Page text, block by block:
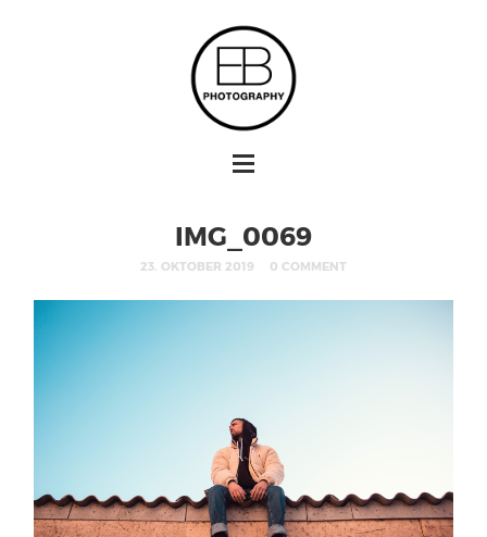
IMG_0069
23. OKTOBER 2019 0 COMMENT